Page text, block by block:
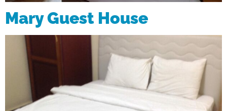
Mary Guest House